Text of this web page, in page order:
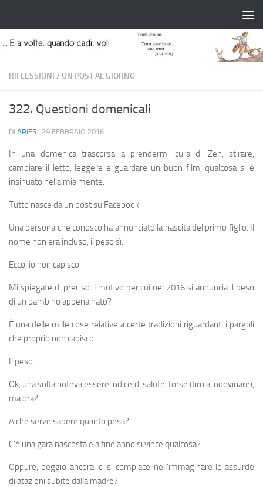
RIFLESSIONI / UN POST AL GIORNO
322. Questioni domenicali
DI ARIES · 29 FEBBRAIO 2016
In una domenica trascorsa a prendermi cura di Zen, stirare,
cambiare il letto, leggere e guardare un buon film, qualcosa si è
insinuato nella mia mente.
Tutto nasce da un post su Facebook.
Una persona che conosco ha annunciato la nascita del primo figlio. Il
nome non era incluso, il peso sì.
Ecco, io non capisco.
Mi spiegate di preciso il motivo per cui nel 2016 si annuncia il peso
di un bambino appena nato?
È una delle mille cose relative a certe tradizioni riguardanti i pargoli
che proprio non capisco.
Il peso.
Ok, una volta poteva essere indice di salute, forse (tiro a indovinare),
ma ora?
A che serve sapere quanto pesa?
C'è una gara nascosta e a fine anno si vince qualcosa?
Oppure, peggio ancora, ci si compiace nell'immaginare le assurde
dilatazioni subite dalla madre?